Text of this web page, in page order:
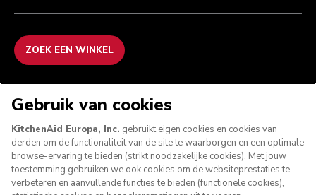
ZOEK EEN WINKEL
VOLG ONS
Gebruik van cookies
KitchenAid Europa, Inc. gebruikt eigen cookies en cookies van
derden om de functionaliteit van de site te waarborgen en een optimale
browse-ervaring te bieden (strikt noodzakelijke cookies). Met jouw
toestemming gebruiken we ook cookies om de websiteprestaties te
verbeteren en aanvullende functies te bieden (functionele cookies),